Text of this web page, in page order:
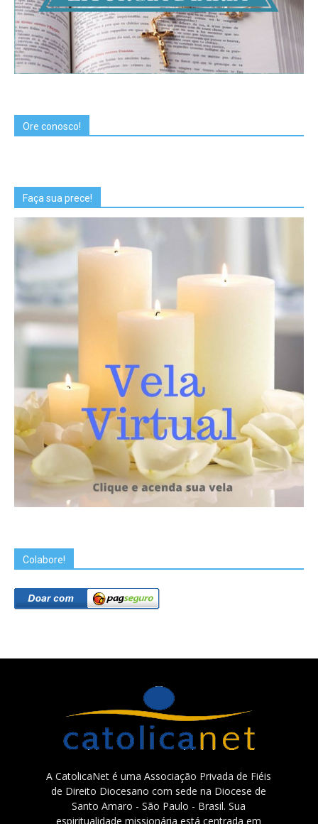
Ore conosco!
Faça sua prece!
Colabore!
A CatolicaNet é uma Associação Privada de Fiéis
de Direito Diocesano com sede na Diocese de
Santo Amaro - São Paulo - Brasil. Sua
espiritualidade missionária está centrada em